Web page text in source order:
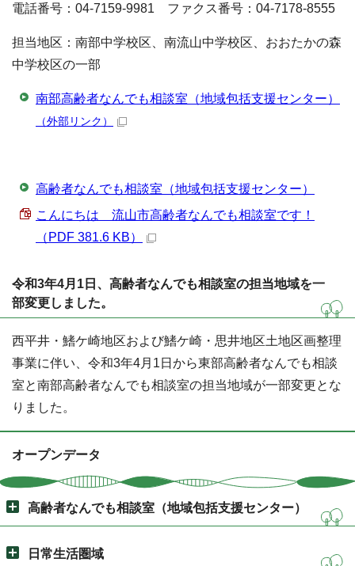
電話番号：04-7159-9981 ファクス番号：04-7178-8555
担当地区：南部中学校区、南流山中学校区、おおたかの森
中学校区の一部
南部高齢者なんでも相談室（地域包括支援センター）
（外部リンク）
高齢者なんでも相談室（地域包括支援センター）
こんにちは 流山市高齢者なんでも相談室です！
（PDF 381.6 KB）
令和3年4月1日、高齢者なんでも相談室の担当地域を一
部変更しました。
西平井・鰭ケ崎地区および鰭ケ崎・思井地区土地区画整理
事業に伴い、令和3年4月1日から東部高齢者なんでも相談
室と南部高齢者なんでも相談室の担当地域が一部変更とな
りました。
オープンデータ
高齢者なんでも相談室（地域包括支援センター）
日常生活圏域